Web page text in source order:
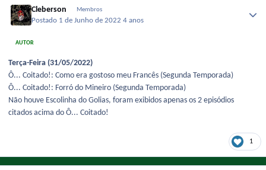
Cleberson Membros
Postado 1 de Junho de 20224 anos
AUTOR
Terça-Feira (31/05/2022)
Ô... Coitado!: Como era gostoso meu Francês (Segunda Temporada)
Ô... Coitado!: Forró do Mineiro (Segunda Temporada)
Não houve Escolinha do Golias, foram exibidos apenas os 2 episódios
citados acima do Ô... Coitado!
1